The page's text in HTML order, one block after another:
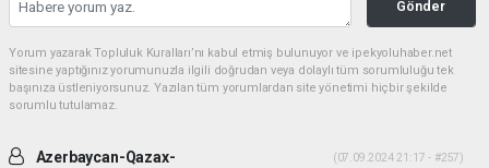
Gönder
Yorum yazarak Topluluk Kuralları’nı kabul etmiş bulunuyor ve ipekyoluhaber.net
sitesine yaptığınız yorumunuzla ilgili doğrudan veya dolaylı tüm sorumluluğu tek
başınıza üstleniyorsunuz. Yazılan tüm yorumlardan site yönetimi hiçbir şekilde
sorumlu tutulamaz.
Azerbaycan-Qazax-
(07.09.2024 21:17 - #257)